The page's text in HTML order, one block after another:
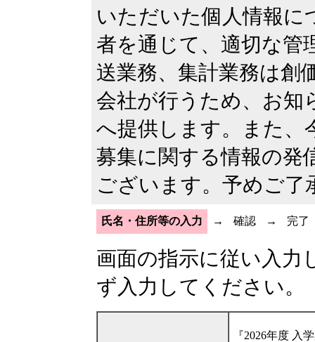
いただいた個人情報に
者を通じて、適切な管
送業務、集計業務は
会社が行うため、お知
へ提供します。また、
募集に関する情報の発
ございます。予めご了
氏名・住所等の入力 → 確認 → 完了
画面の指示に従い入力
ず入力してください。
『2026年度